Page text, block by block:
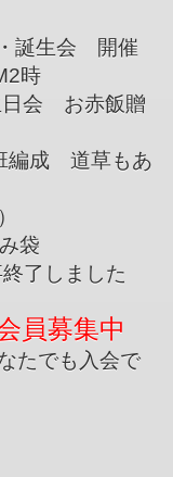
誕生会 開催
時
会 お赤飯贈
編成 道草もあ
袋
了しました
募集中
たでも入会で